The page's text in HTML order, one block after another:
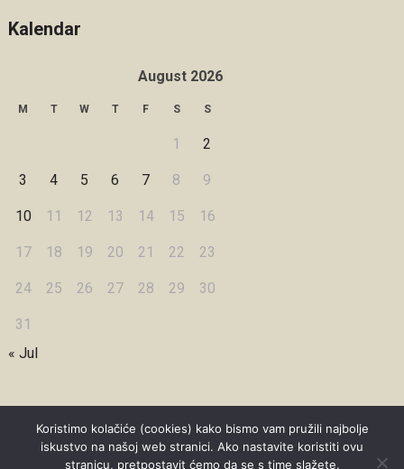
Kalendar
August 2026
M T W T F S S
1 2
3 4 5 6 7 8 9
10 11 12 13 14 15 16
17 18 19 20 21 22 23
24 25 26 27 28 29 30
31
« Jul
Copyright © 2026 Under Dreamskies
Koristimo kolačiće (cookies) kako bismo vam pružili najbolje
iskustvo na našoj web stranici. Ako nastavite koristiti ovu
stranicu, pretpostavit ćemo da se s time slažete.